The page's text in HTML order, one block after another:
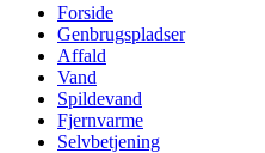
Forside
Genbrugspladser
Affald
Vand
Spildevand
Fjernvarme
Selvbetjening